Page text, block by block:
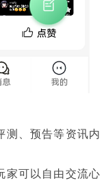
测、预告等资讯内
家可以自由交流心